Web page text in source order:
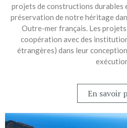
projets de constructions durables
préservation de notre héritage
Outre-mer français. Les
coopération avec des
étrangères) dans leur
En savoir